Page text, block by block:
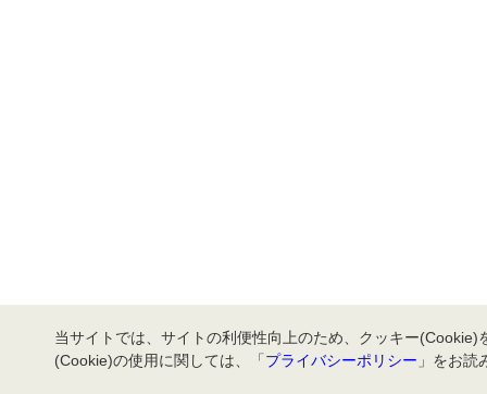
当サイトでは、サイトの利便性向上のため、クッキー
(Cookie)の使用に関しては、「プライバシーポリシー 」をお読